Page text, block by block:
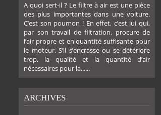
A quoi sert-il ? Le filtre à air est une pièce
des plus importantes dans une voiture.
C’est son poumon ! En effet, c’est lui qui,
par son travail de filtration, procure de
l’air propre et en quantité suffisante pour
le moteur. S’il s’encrasse ou se détériore
trop, la qualité et la quantité d’air
nécessaires pour la......
ARCHIVES